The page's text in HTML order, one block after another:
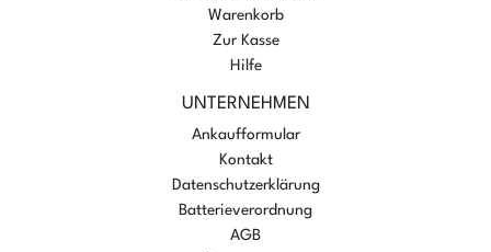
Warenkorb
Zur Kasse
Hilfe
UNTERNEHMEN
Ankaufformular
Kontakt
Datenschutzerklärung
Batterieverordnung
AGB